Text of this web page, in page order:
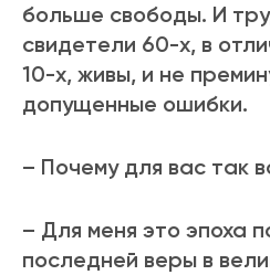
больше свободы. И
свидетели 60-х, в
10-х, живы, и не
допущенные ошибки.
– Почему для вас так
– Для меня это эпоха
последней веры в